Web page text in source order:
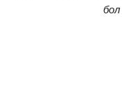
бол